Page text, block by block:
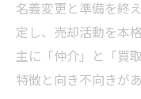
名義変更と準備を終
定し、売却活動を本
主に「仲介」と「買
特徴と向き不向きがあ